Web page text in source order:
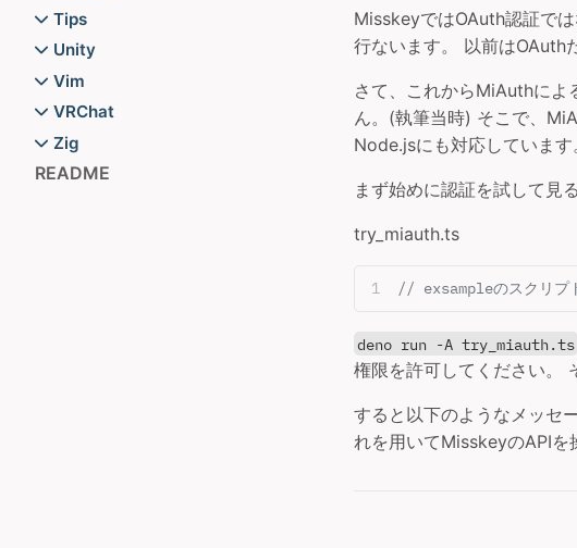
BERT Q&A
GoでCLI兼ライブラリを作る
MiAuth
NixOSのSonicPiで音を出す
README
Spotify APIの認証方法
Tips
Keybaseとgpg-preset-
passphraseで良い感じにコミ
ットを署名する
する
ryeを使ったDjangoセットアッ
Unity
AnimeToolbox
MMDアニメーションメモ
README
トゥーンレンダリング
Vim
dpp.vimをLuaで設定する
init.lua大掃除
LispでNeovimプラグインを書
VRChat
README
Tolass_custom
Zig
Zig
README
MisskeyではOAuth認証で
行ないます。 以前はOAuth
さて、これからMiAuthによ
ん。(執筆当時) そこで、
Node.jsにも対応しています
まず始めに認証を試して見
try_miauth.ts
// exsampleのスクリプ
deno run -A try_miauth.ts
権限を許可してください。
すると以下のようなメッセ
れを用いてMisskeyのAPIを